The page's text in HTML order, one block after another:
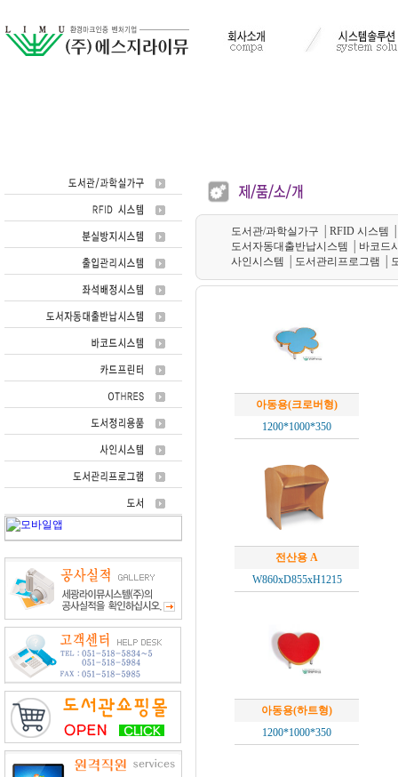
도서관/과학실가구 RFID 시스템
도서자동대출반납시스템
바코드
사인시스템
도서관리프로그램
아동용(크로버형)
1200*1000*350
전산용 A
W860xD855xH1215
아동용(하트형)
1200*1000*350